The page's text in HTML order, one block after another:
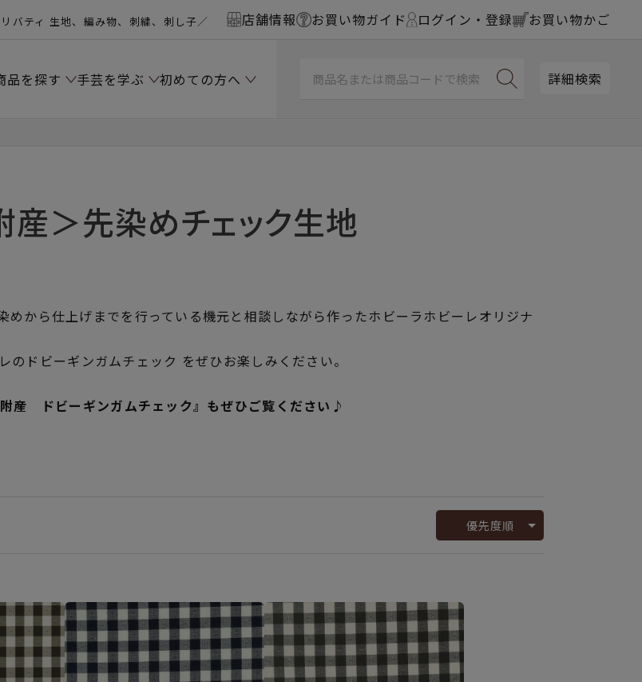
バティ 生地、編み物、刺繍、刺し子／ 店舗情報 お買い物ガイド ログイン・登録 お買い物かご
品を探す 手芸を学ぶ 初めての方へ 詳細検索
産＞先染めチェック生地
から仕上げまでを行っている機元と相談しながら作ったホビーラホビーレオリジナ
ビーギンガムチェック をぜひお楽しみください。
産 ドビーギンガムチェック』もぜひご覧ください♪
優先度順